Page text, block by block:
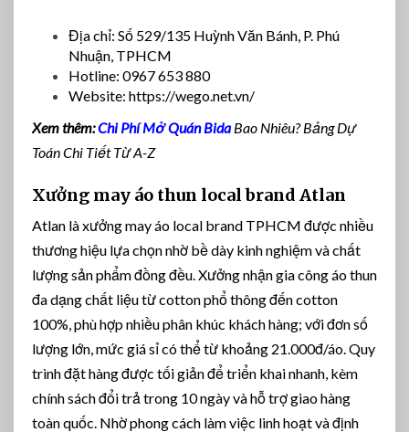
Địa chỉ: Số 529/135 Huỳnh Văn Bánh, P. Phú
Nhuận, TPHCM
Hotline: 0967 653 880
Website: https://wego.net.vn/
Xem thêm:Chi Phí Mở Quán Bida Bao Nhiêu? Bảng Dự
Toán Chi Tiết Từ A-Z
Xưởng may áo thun local brand Atlan
Atlan là xưởng may áo local brand TPHCM được nhiều
thương hiệu lựa chọn nhờ bề dày kinh nghiệm và chất
lượng sản phẩm đồng đều. Xưởng nhận gia công áo thun
đa dạng chất liệu từ cotton phổ thông đến cotton
100%, phù hợp nhiều phân khúc khách hàng; với đơn số
lượng lớn, mức giá sỉ có thể từ khoảng 21.000đ/áo. Quy
trình đặt hàng được tối giản để triển khai nhanh, kèm
chính sách đổi trả trong 10 ngày và hỗ trợ giao hàng
toàn quốc. Nhờ phong cách làm việc linh hoạt và định